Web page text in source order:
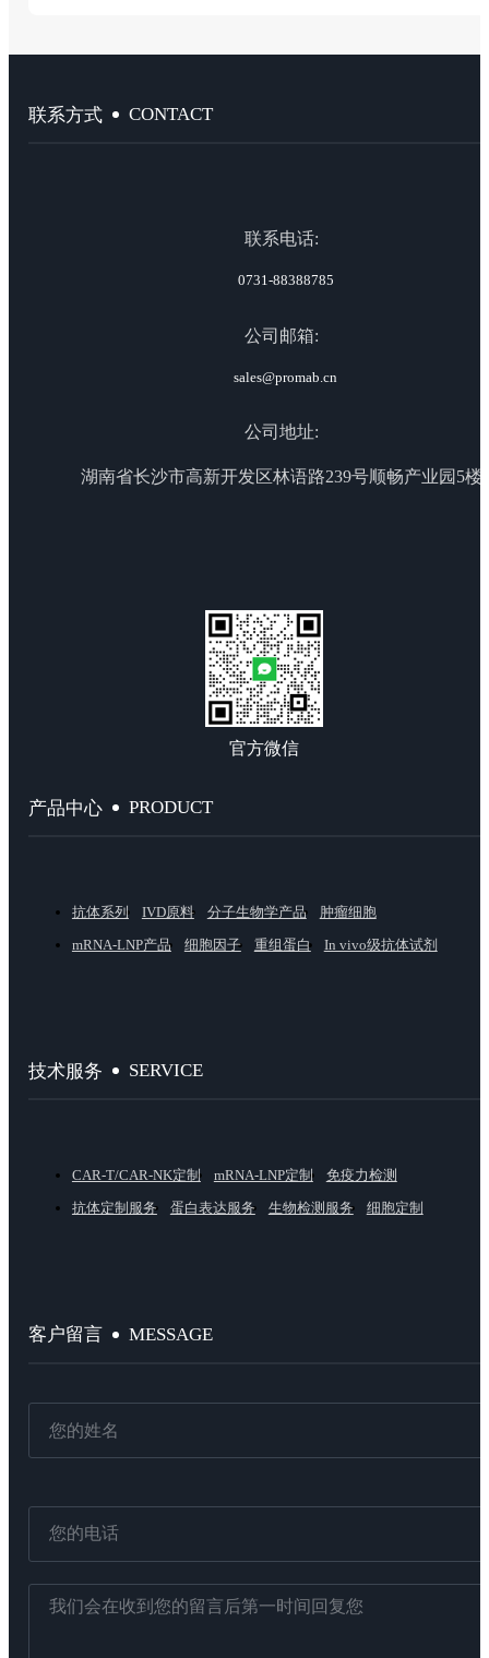
联系方式 CONTACT
联系电话:
0731-88388785
公司邮箱:
sales@promab.cn
公司地址:
湖南省长沙市高新开发区林语路239号顺畅产业园5楼
官方微信
产品中心 PRODUCT
抗体系列 IVD原料 分子生物学产品
肿瘤细胞
mRNA-LNP产品
细胞因子 重组蛋白 In vivo级抗体试剂
技术服务 SERVICE
CAR-T/CAR-NK定制 mRNA-LNP定制
免疫力检测
抗体定制服务
蛋白表达服务 生物检测服务 细胞定制
客户留言 MESSAGE